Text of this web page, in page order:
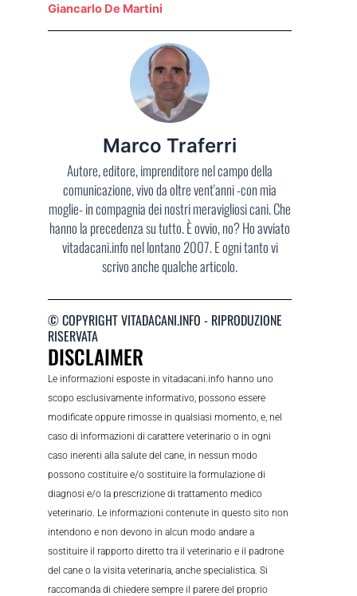
Giancarlo De Martini
Marco Traferri
Autore, editore, imprenditore nel campo della
comunicazione, vivo da oltre vent'anni -con mia
moglie- in compagnia dei nostri meravigliosi cani. Che
hanno la precedenza su tutto. È ovvio, no? Ho avviato
vitadacani.info nel lontano 2007. E ogni tanto vi
scrivo anche qualche articolo.
© COPYRIGHT VITADACANI.INFO - RIPRODUZIONE
RISERVATA
DISCLAIMER
Le informazioni esposte in vitadacani.info hanno uno
scopo esclusivamente informativo, possono essere
modificate oppure rimosse in qualsiasi momento, e, nel
caso di informazioni di carattere veterinario o in ogni
caso inerenti alla salute del cane, in nessun modo
possono costituire e/o sostituire la formulazione di
diagnosi e/o la prescrizione di trattamento medico
veterinario. Le informazioni contenute in questo sito non
intendono e non devono in alcun modo andare a
sostituire il rapporto diretto tra il veterinario e il padrone
del cane o la visita veterinaria, anche specialistica. Si
raccomanda di chiedere sempre il parere del proprio